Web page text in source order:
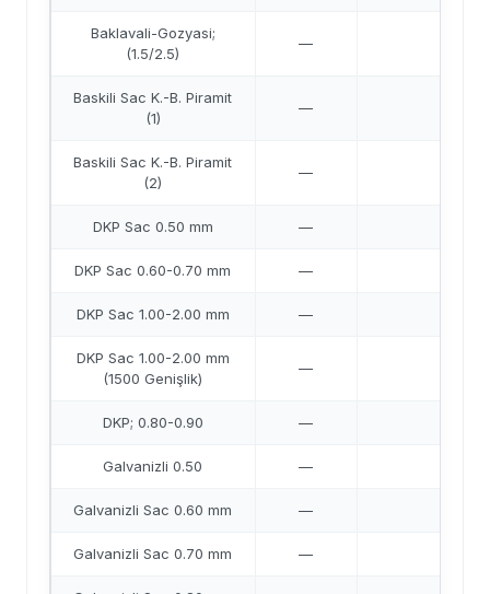
Baklavali-Gozyasi;
(1.5/2.5)
—
Baskili Sac K.-B. Piramit
(1)
—
Baskili Sac K.-B. Piramit
(2)
—
DKP Sac 0.50 mm —
DKP Sac 0.60-0.70 mm —
DKP Sac 1.00-2.00 mm —
DKP Sac 1.00-2.00 mm
(1500 Genişlik)
—
DKP; 0.80-0.90 —
Galvanizli 0.50 —
Galvanizli Sac 0.60 mm —
Galvanizli Sac 0.70 mm —